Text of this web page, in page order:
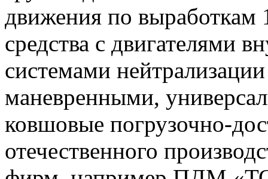
движения по
средства с двигателями
системами
маневренными,
ковшовые погрузочно-
отечественного